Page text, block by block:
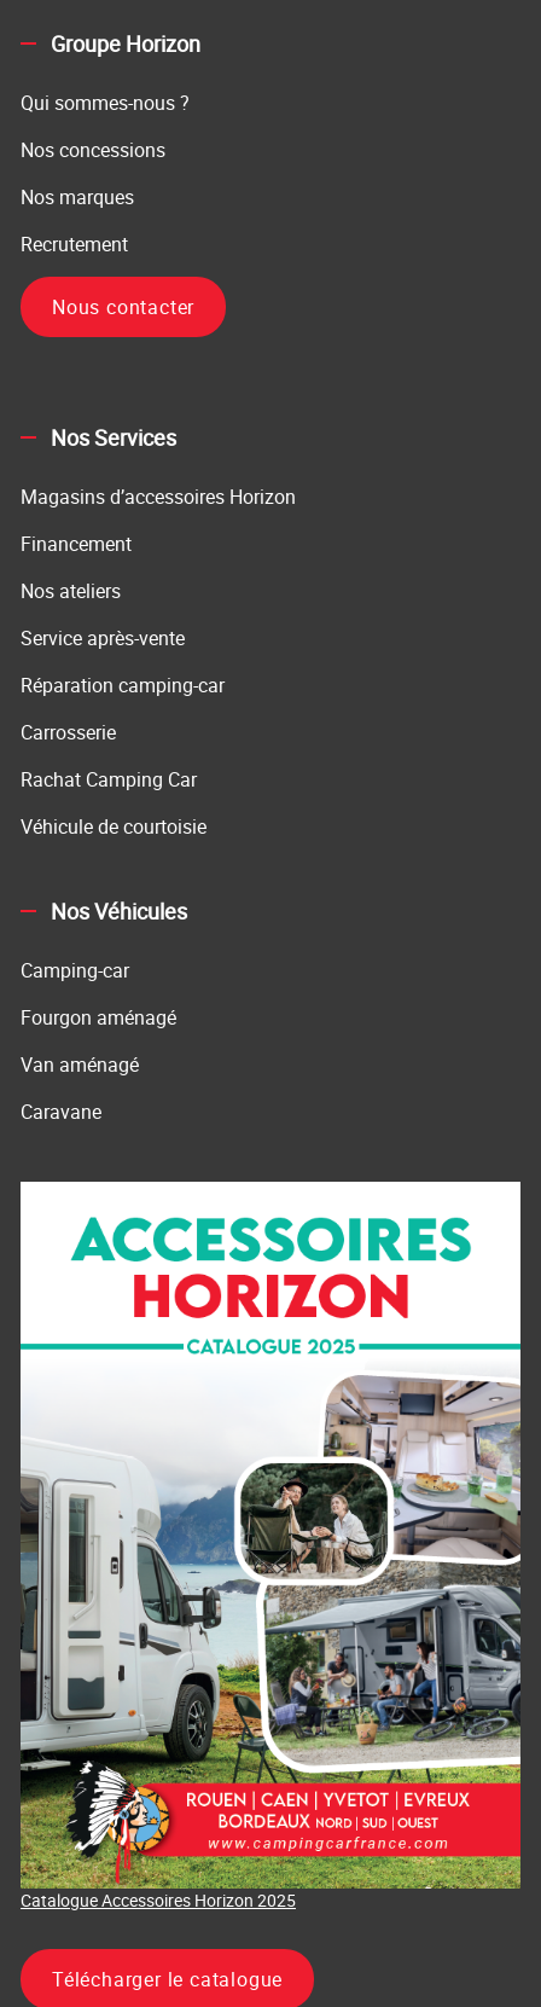
Groupe Horizon
Qui sommes-nous ?
Nos concessions
Nos marques
Recrutement
Nous contacter
Nos Services
Magasins d’accessoires Horizon
Financement
Nos ateliers
Service après-vente
Réparation camping-car
Carrosserie
Rachat Camping Car
Véhicule de courtoisie
Nos Véhicules
Camping-car
Fourgon aménagé
Van aménagé
Caravane
Catalogue Accessoires Horizon 2025
Télécharger le catalogue